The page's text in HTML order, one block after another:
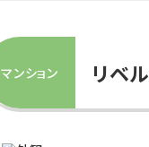
マンション リベ